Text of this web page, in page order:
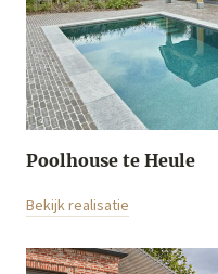
Poolhouse te Heule
Bekijk realisatie